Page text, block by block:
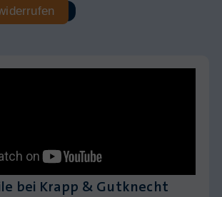
bei Krapp & Gutknecht